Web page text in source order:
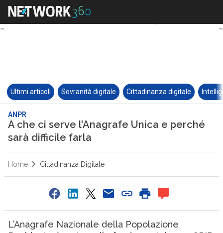
Ultimi articoli Sovranità digitale Cittadinanza digitale
ANPR
A che ci serve l’Anagrafe Unica e perché
sarà difficile farla
Home Cittadinanza Digitale
L’Anagrafe Nazionale della Popolazione